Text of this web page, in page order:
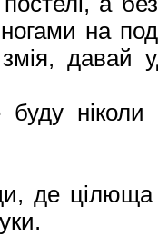
на
давай
ніколи
де